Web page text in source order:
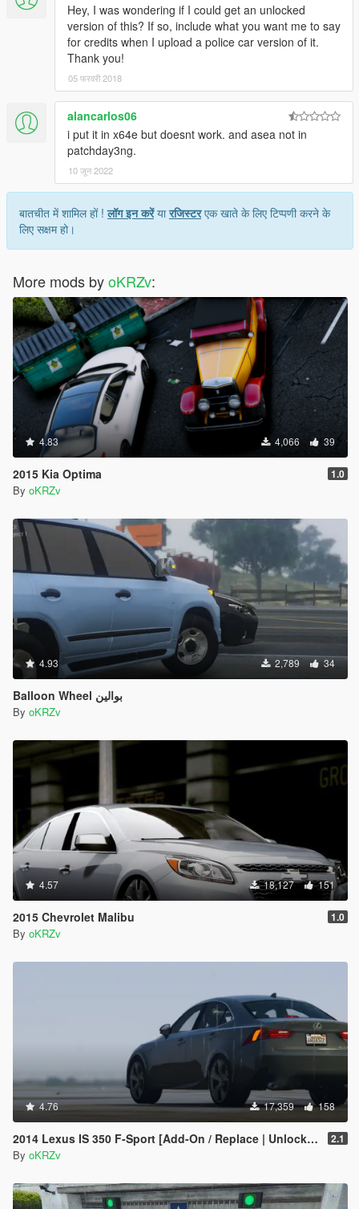
Hey, I was wondering if I could get an unlocked
version of this? If so, include what you want me to say
for credits when I upload a police car version of it.
Thank you!
05 फरवरी 2018
alancarlos06
i put it in x64e but doesnt work. and asea not in
patchday3ng.
10 जून 2022
बातचीत में शामिल हों !लॉग इन करेंयारजिस्टरएक खाते के लिए टिप्पणी करने के
लिए सक्षम हो।
More mods byoKRZv:
4.83 4,066 39
2015 Kia Optima 1.0
By oKRZv
4.93 2,789 34
Balloon Wheel بوالين
By oKRZv
4.57 18,127 151
2015 Chevrolet Malibu 1.0
By oKRZv
4.76 17,359 158
2014 Lexus IS 350 F-Sport [Add-On / Replace | Unlocked] 2.1
By oKRZv